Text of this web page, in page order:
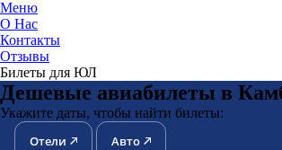
Меню
О Нас
Контакты
Отзывы
Билеты для ЮЛ
Дешевые авиабилеты в
Укажите даты, чтобы найти билеты:
Отели Авто